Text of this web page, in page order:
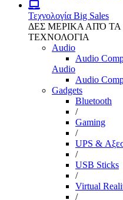
Τεχνολογία Big Sales
ΔΕΣ ΜΕΡΙΚΑ ΑΠΌ
ΤΕΧΝΟΛΟΓΙΑ
Audio
Audio
Audio
Audio
Gadgets
Bluetooth
/
Gaming
/
UPS &
/
USB Sticks
/
Virtual
/